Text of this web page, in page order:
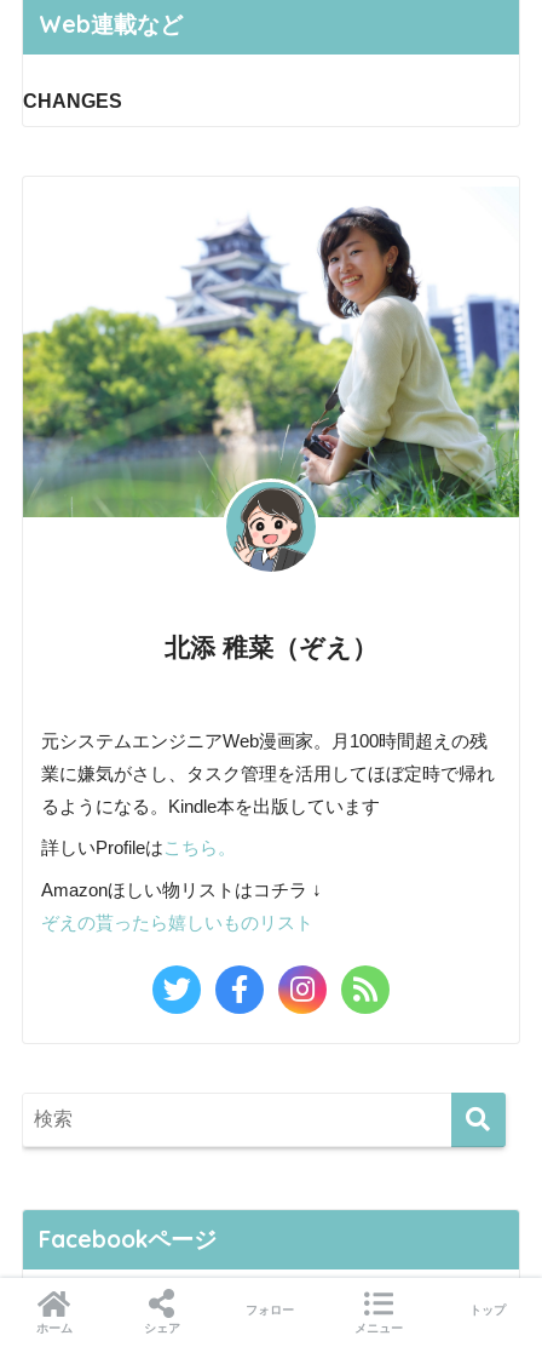
Web連載など
CHANGES
北添 稚菜（ぞえ）
元システムエンジニアWeb漫画家。月100時間超えの残
業に嫌気がさし、タスク管理を活用してほぼ定時で帰れ
るようになる。Kindle本を出版しています
詳しいProfileはこちら。
Amazonほしい物リストはコチラ ↓
ぞえの貰ったら嬉しいものリスト
Facebookページ
ホーム シェア
フォロー
メニュー
トップ